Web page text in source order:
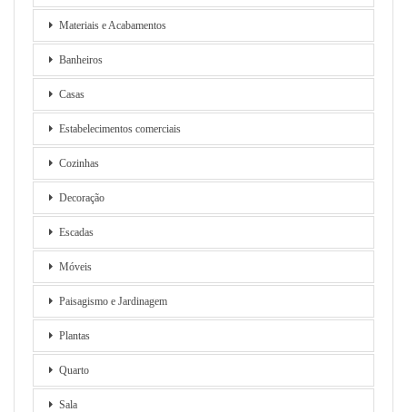
Materiais e Acabamentos
Banheiros
Casas
Estabelecimentos comerciais
Cozinhas
Decoração
Escadas
Móveis
Paisagismo e Jardinagem
Plantas
Quarto
Sala